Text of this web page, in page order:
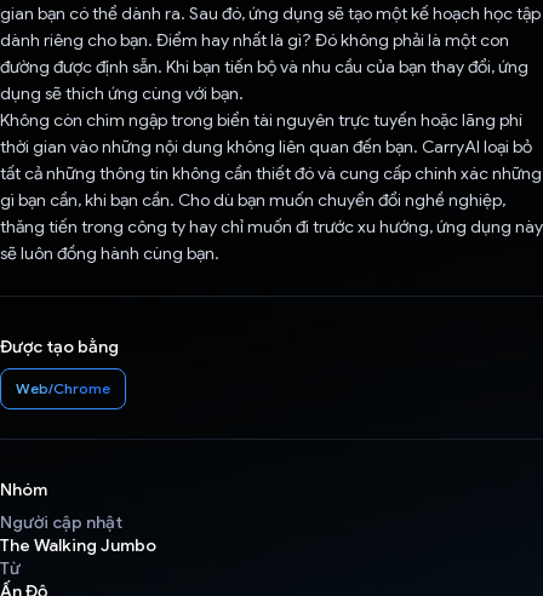
gian bạn có thể dành ra. Sau đó, ứng dụng sẽ tạo một kế hoạch học tập
dành riêng cho bạn. Điểm hay nhất là gì? Đó không phải là một con
đường được định sẵn. Khi bạn tiến bộ và nhu cầu của bạn thay đổi, ứng
dụng sẽ thích ứng cùng với bạn.
Không còn chìm ngập trong biển tài nguyên trực tuyến hoặc lãng phí
thời gian vào những nội dung không liên quan đến bạn. CarryAI loại bỏ
tất cả những thông tin không cần thiết đó và cung cấp chính xác những
gì bạn cần, khi bạn cần. Cho dù bạn muốn chuyển đổi nghề nghiệp,
thăng tiến trong công ty hay chỉ muốn đi trước xu hướng, ứng dụng này
sẽ luôn đồng hành cùng bạn.
Được tạo bằng
Web/Chrome
Nhóm
Người cập nhật
The Walking Jumbo
Từ
Ấn Độ